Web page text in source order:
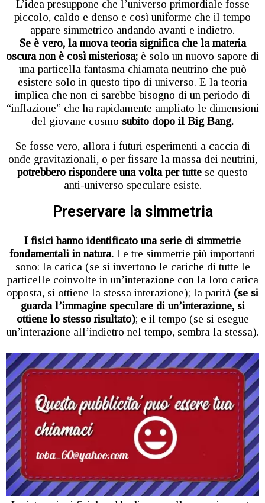
L’idea presuppone che l’universo primordiale fosse
piccolo, caldo e denso e così uniforme che il tempo
appare simmetrico andando avanti e indietro.
Se è vero, la nuova teoria significa che la materia
oscura non è così misteriosa; è solo un nuovo sapore di
una particella fantasma chiamata neutrino che può
esistere solo in questo tipo di universo. E la teoria
implica che non ci sarebbe bisogno di un periodo di
“inflazione” che ha rapidamente ampliato le dimensioni
del giovane cosmo subito dopo il Big Bang.
Se fosse vero, allora i futuri esperimenti a caccia di
onde gravitazionali, o per fissare la massa dei neutrini,
potrebbero rispondere una volta per tutte se questo
anti-universo speculare esiste.
Preservare la simmetria
I fisici hanno identificato una serie di simmetrie
fondamentali in natura. Le tre simmetrie più importanti
sono: la carica (se si invertono le cariche di tutte le
particelle coinvolte in un’interazione con la loro carica
opposta, si ottiene la stessa interazione); la parità (se si
guarda l’immagine speculare di un’interazione, si
ottiene lo stesso risultato); e il tempo (se si esegue
un’interazione all’indietro nel tempo, sembra la stessa).